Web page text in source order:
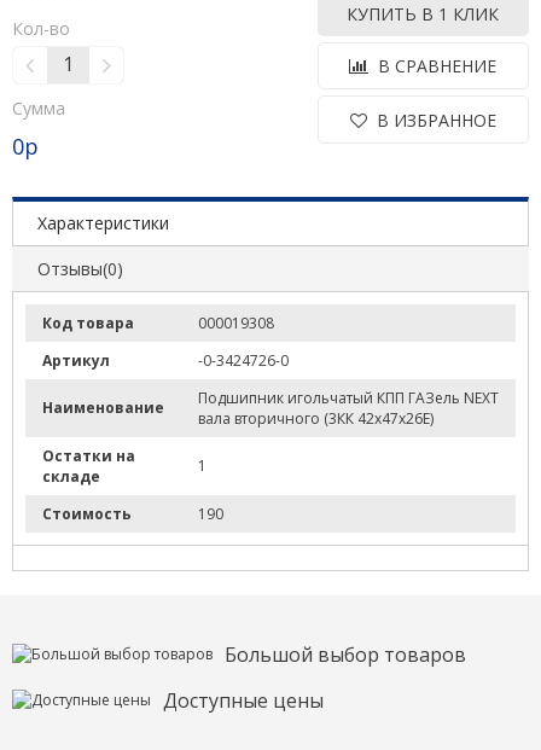
Кол-во
Сумма
0р
КУПИТЬ В 1 КЛИК
В СРАВНЕНИЕ
В ИЗБРАННОЕ
Характеристики
Отзывы(0)
Код товара
000019308
Артикул
-0-3424726-0
Наименование
Подшипник игольчатый КПП ГАЗель NEXT
вала вторичного (3КК 42х47х26Е)
Остатки на
складе
1
Стоимость 190
Большой выбор товаров
Доступные цены